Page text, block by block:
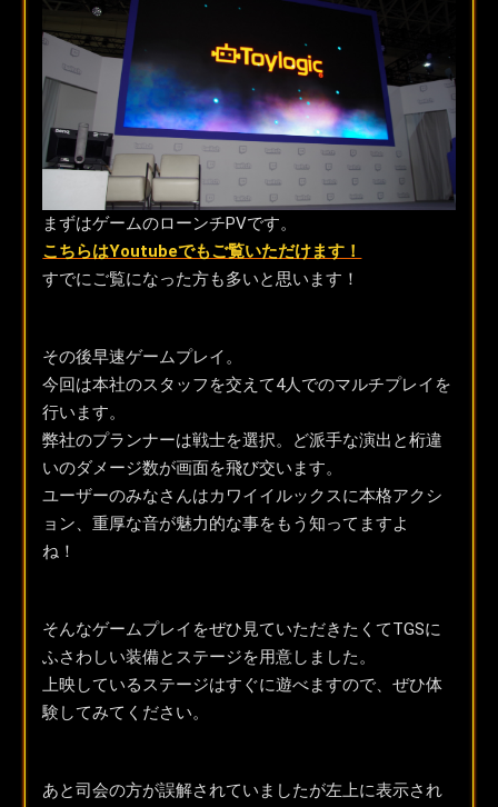
まずはゲームのローンチPVです。
こちらはYoutubeでもご覧いただけます！
すでにご覧になった方も多いと思います！
その後早速ゲームプレイ。
今回は本社のスタッフを交えて4人でのマルチプレイを
行います。
弊社のプランナーは戦士を選択。ど派手な演出と桁違
いのダメージ数が画面を飛び交います。
ユーザーのみなさんはカワイイルックスに本格アクシ
ョン、重厚な音が魅力的な事をもう知ってますよ
ね！
そんなゲームプレイをぜひ見ていただきたくてTGSに
ふさわしい装備とステージを用意しました。
上映しているステージはすぐに遊べますので、ぜひ体
験してみてください。
あと司会の方が誤解されていましたが左上に表示され